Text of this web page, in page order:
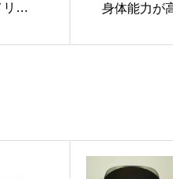
ッ
身体能力が